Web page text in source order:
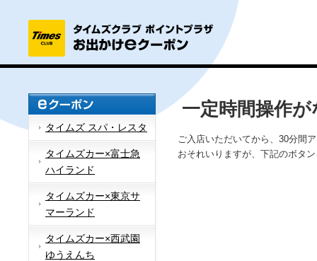
タイムズ スパ・レスタ
タイムズカー×富士急
ハイランド
タイムズカー×東京サ
マーランド
タイムズカー×西武園
ゆうえんち
一定時間操作
ご入店いただいてから、30分間
おそれいりますが、下記のボタ